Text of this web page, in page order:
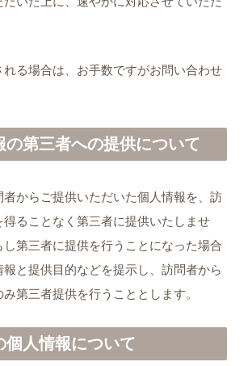
れる場合は、お手数ですがお問い合わせ
の第三者への提供について
者からご提供いただいた個人情報を、訪
得ることなく第三者に提供いたしませ
し第三者に提供を行うことになった場合
と提供目的などを提示し、訪問者から
第三者提供を行うこととします。
個人情報について